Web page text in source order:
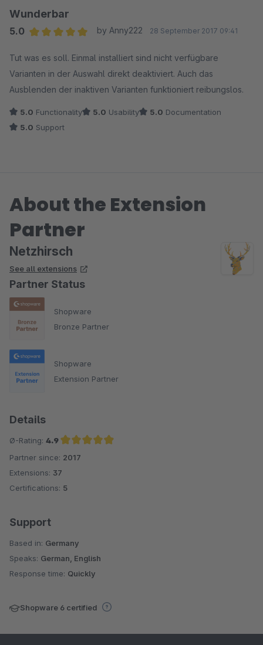
Wunderbar
5.0
by Anny222 28 September 2017 09:41
Tut was es soll. Einmal installiert sind nicht verfügbare
Varianten in der Auswahl direkt deaktiviert. Auch das
Ausblenden der inaktiven Varianten funktioniert reibungslos.
5.0 Functionality 5.0 Usability 5.0 Documentation
5.0 Support
About the Extension
Partner
Netzhirsch
See all extensions
Partner Status
Shopware
Bronze Partner
Shopware
Extension Partner
Details
Ø-Rating: 4.9
Average rating of 4.9 out of 5 stars
Partner since: 2017
Extensions: 37
Certifications: 5
Support
Based in: Germany
Speaks: German, English
Response time: Quickly
Shopware 6 certified